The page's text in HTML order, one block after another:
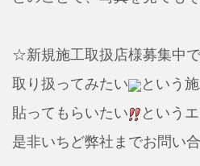
☆新規施工取扱店様募集中
取り扱ってみたい
という
貼ってもらいたい
という
是非いちど弊社までお問い